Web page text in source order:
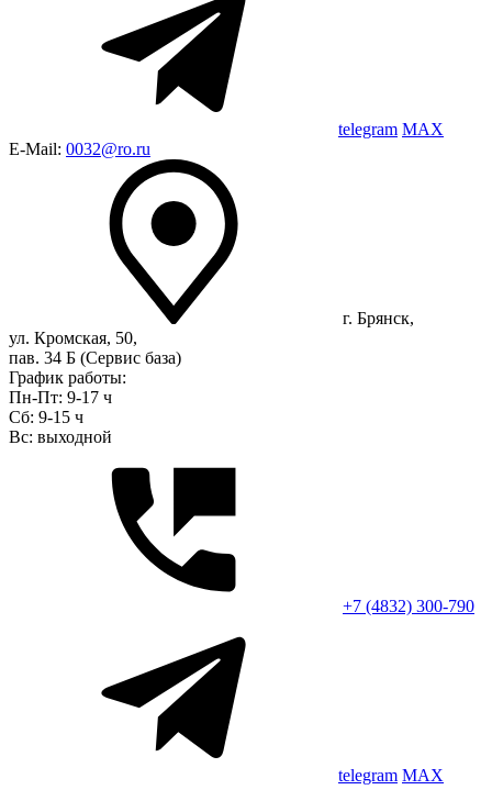
telegram MAX
E-Mail: 0032@ro.ru
г. Брянск,
ул. Кромская, 50,
пав. 34 Б (Сервис база)
График работы:
Пн-Пт: 9-17 ч
Сб: 9-15 ч
Вс: выходной
+7 (4832) 300-790
telegram MAX